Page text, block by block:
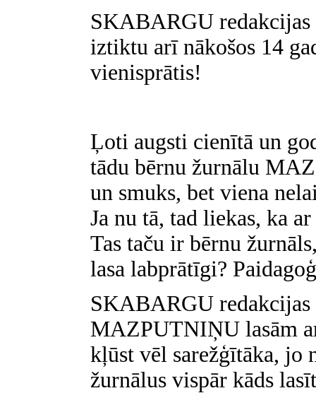
SKABARGU
iztiktu arī nākošos 14
vienisprātis!
Ļoti augsti cienītā un
tādu bērnu žurnālu
un smuks, bet viena
Ja nu tā, tad liekas, ka
Tas taču ir bērnu
lasa labprātīgi?
SKABARGU
MAZPUTNIŅU lasām
kļūst vēl sarežģītāka, jo
žurnālus vispār kāds